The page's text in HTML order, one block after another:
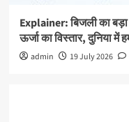
Explainer: बिजली का
ऊर्जा का विस्तार, दुनिया में
admin 19 July 2026